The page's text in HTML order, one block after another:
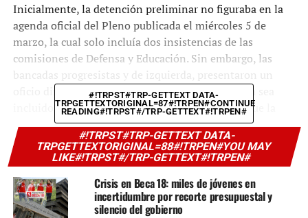
Inicialmente, la detención preliminar no figuraba en la
agenda oficial del Pleno publicada el miércoles 5 de
marzo, la cual solo incluía dos insistencias de las
comisiones de Defensa y Educación. Sin embargo, las
bancadas progresistas y de izquierda, presentaron un
oficio dirigido a Salhuana solicitando que el tema sea
incluido en la sesión del jueves. Argumentaron que la
eliminación de esta figura legal, vigente desde diciembre
pasado, ha limitado la capacidad del Ministerio Público
para actuar en investigaciones complejas, especialmente
en casos de crimen organizado.
#!TRPST#TRP-GETTEXT DATA-
TRPGETTEXTORIGINAL=87#!TRPEN#CONTINUE
READING#!TRPST#/TRP-GETTEXT#!TRPEN#
#!TRPST#TRP-GETTEXT DATA-
TRPGETTEXTORIGINAL=88#!TRPEN#YOU MAY
LIKE#!TRPST#/TRP-GETTEXT#!TRPEN#
Crisis en Beca 18: miles de jóvenes en
incertidumbre por recorte presupuestal y
silencio del gobierno